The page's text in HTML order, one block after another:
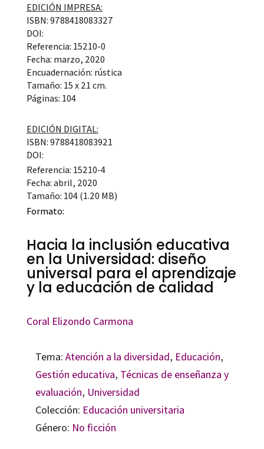
EDICIÓN IMPRESA:
ISBN: 9788418083327
DOI:
Referencia: 15210-0
Fecha: marzo, 2020
Encuadernación: rústica
Tamaño: 15 x 21 cm.
Páginas: 104
EDICIÓN DIGITAL:
ISBN: 9788418083921
DOI:
Referencia: 15210-4
Fecha: abril, 2020
Tamaño: 104 (1.20 MB)
Formato:
Hacia la inclusión educativa
en la Universidad: diseño
universal para el aprendizaje
y la educación de calidad
Coral Elizondo Carmona
Tema: Atención a la diversidad, Educación,
Gestión educativa, Técnicas de enseñanza y
evaluación, Universidad
Colección: Educación universitaria
Género: No ficción